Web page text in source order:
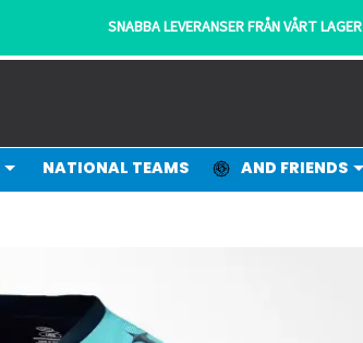
SNABBA LEVERANSER FRÅN VÅRT LAGER
NATIONAL TEAMS AND FRIENDS